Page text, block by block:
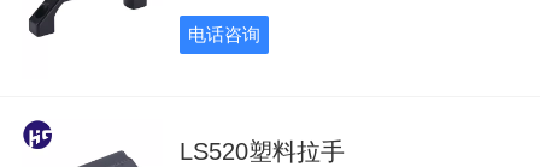
电话咨询
LS520塑料拉手